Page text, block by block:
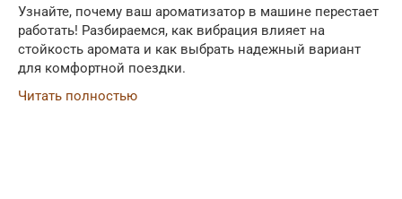
Узнайте, почему ваш ароматизатор в машине перестает
работать! Разбираемся, как вибрация влияет на
стойкость аромата и как выбрать надежный вариант
для комфортной поездки.
Читать полностью